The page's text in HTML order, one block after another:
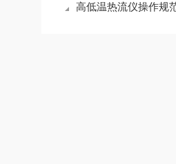
高低温热流仪操作规范及